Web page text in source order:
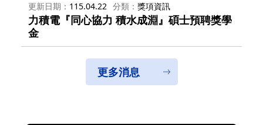
更新日期 115.04.22 分類 獎項資訊
力積電『同心協力 積水成淵』碩士預聘獎學
金
更多消息